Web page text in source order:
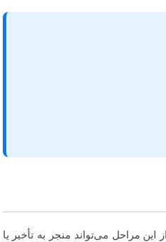
مراحل می‌تواند منجر به تأخیر یا